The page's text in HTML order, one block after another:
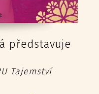
představuje
Tajemství